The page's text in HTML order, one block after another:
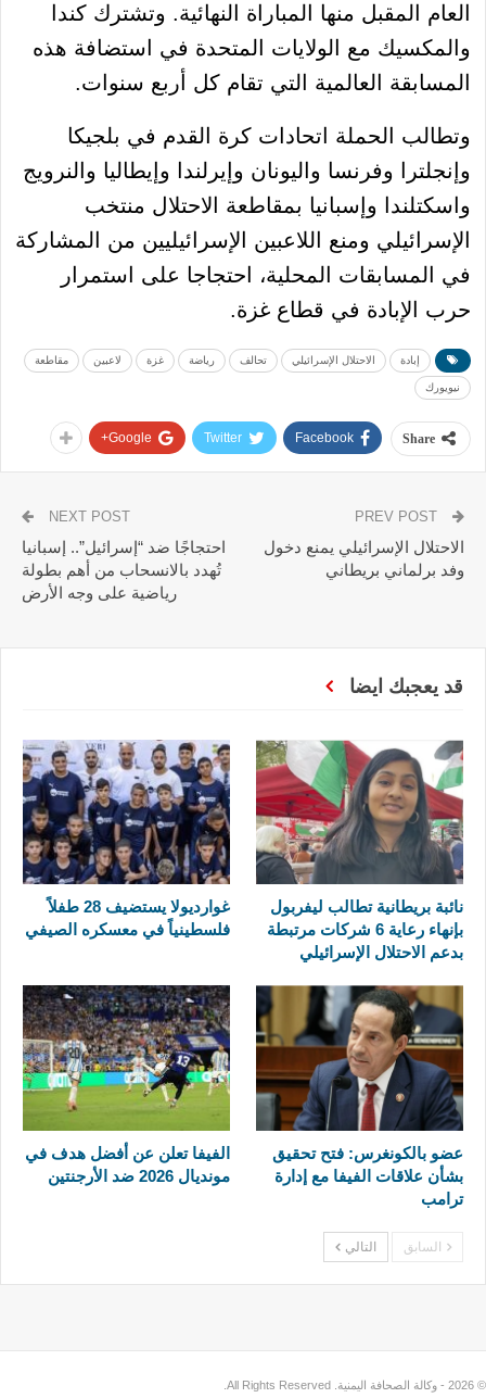
العام المقبل منها المباراة النهائية. وتشترك كندا
والمكسيك مع الولايات المتحدة في استضافة هذه
المسابقة العالمية التي تقام كل أربع سنوات.
وتطالب الحملة اتحادات كرة القدم في بلجيكا
وإنجلترا وفرنسا واليونان وإيرلندا وإيطاليا والنرويج
واسكتلندا وإسبانيا بمقاطعة الاحتلال منتخب
الإسرائيلي ومنع اللاعبين الإسرائيليين من المشاركة
في المسابقات المحلية، احتجاجا على استمرار
حرب الإبادة في قطاع غزة.
إبادة الاحتلال الإسرائيلي تحالف رياضة غزة لاعبين مقاطعة
نيويورك
Share
Facebook
Twitter
Google+
الاحتلال الإسرائيلي يمنع دخول
وفد برلماني بريطاني
NEXT POST
احتجاجًا ضد “إسرائيل”.. إسبانيا
تُهدد بالانسحاب من أهم بطولة
رياضية على وجه الأرض
قد يعجبك ايضا
نائبة بريطانية تطالب ليفربول
بإنهاء رعاية 6 شركات مرتبطة
بدعم الاحتلال الإسرائيلي
غوارديولا يستضيف 28 طفلاً
فلسطينياً في معسكره الصيفي
عضو بالكونغرس: فتح تحقيق
بشأن علاقات الفيفا مع إدارة
ترامب
الفيفا تعلن عن أفضل هدف في
مونديال 2026 ضد الأرجنتين
السابق التالي
© 2026 - وكالة الصحافة اليمنية. All Rights Reserved.